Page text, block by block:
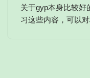
关于gyp本身比较好
习这些内容，可以